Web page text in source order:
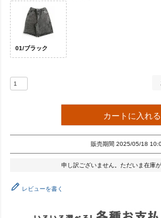
01/ブラック
カートに入れる
販売期間 2025/05/18
申し訳ございません。ただいま在庫
レビューを書く